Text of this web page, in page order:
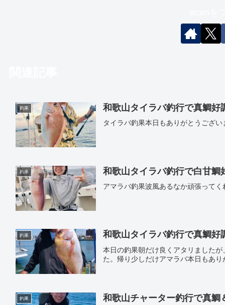
釣果 和歌山タイラバ釣行で真鯛
タイラバ釣果本日もありがとうござい
釣果 和歌山タイラバ釣行で白甘
アマラバ釣果波風あるなか頑張って
釣果 和歌山タイラバ釣行で真鯛
本日の釣果朝だけ良くアタリました
た。帰り少しだけアマラバ本日もあ
釣果 和歌山チャーター釣行で真